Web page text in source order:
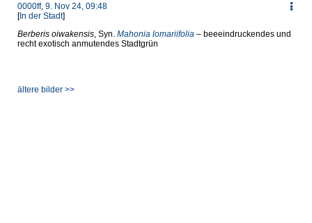
0000ff, 9. Nov 24, 09:48
[In der Stadt]
Berberis oiwakensis, Syn. Mahonia lomariifolia – beeeindruckendes und
recht exotisch anmutendes Stadtgrün
ältere bilder >>